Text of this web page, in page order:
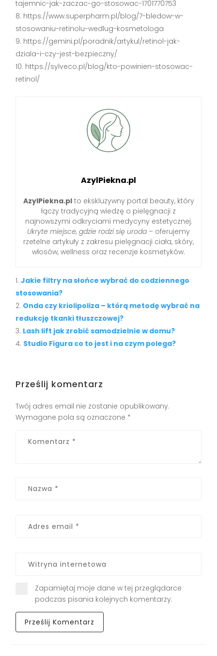
tajemnic-jak-zaczac-go-stosowac-1701770753
https://www.superpharm.pl/blog/7-bledow-w-
stosowaniu-retinolu-wedlug-kosmetologa
https://gemini.pl/poradnik/artykul/retinol-jak-
dziala-i-czy-jest-bezpieczny/
https://sylveco.pl/blog/kto-powinien-stosowac-
retinol/
AzylPiekna.pl
AzylPiekna.plto ekskluzywny portal beauty, który
łączy tradycyjną wiedzę o pielęgnacji z
najnowszymi odkryciami medycyny estetycznej.
Ukryte miejsce, gdzie rodzi się uroda – oferujemy
rzetelne artykuły z zakresu pielęgnacji ciała, skóry,
włosów, wellness oraz recenzje kosmetyków.
Jakie filtry na słońce wybrać do codziennego
stosowania?
Onda czy kriolipoliza – którą metodę wybrać na
redukcję tkanki tłuszczowej?
Lash lift jak zrobić samodzielnie w domu?
Studio Figura co to jest i na czym polega?
Prześlij komentarz
Twój adres email nie zostanie opublikowany.
Wymagane pola są oznaczone *
Zapamiętaj moje dane w tej przeglądarce
podczas pisania kolejnych komentarzy.